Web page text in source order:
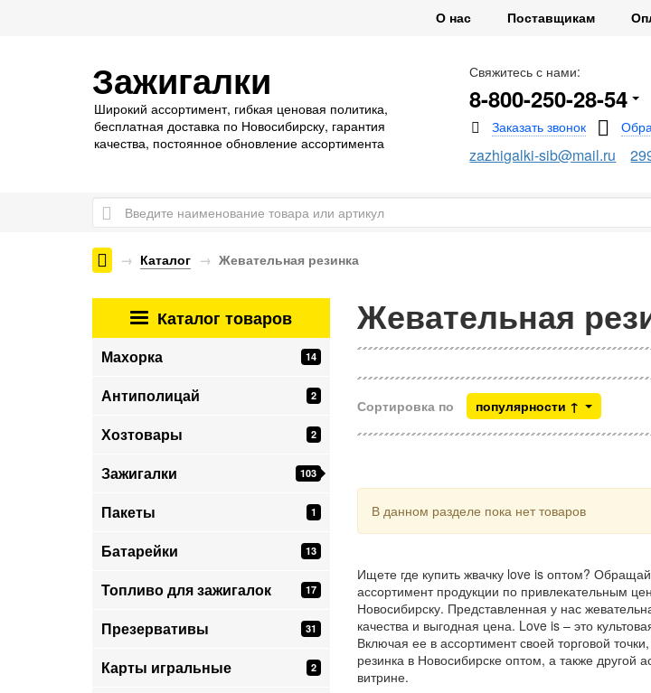
О нас Поставщикам
Зажигалки
Широкий ассортимент, гибкая ценовая политика,
бесплатная доставка по Новосибирску, гарантия
качества, постоянное обновление ассортимента
Свяжитесь с нами:
8-800-250-28-54
zazhigalki-sib@mail.ru
Каталог Жевательная резинка
Жевательная
Каталог товаров
Махорка 14
Антиполицай 2
Хозтовары 2
Зажигалки 103
Пакеты 1
Батарейки 13
Топливо для зажигалок 17
Презервативы 31
Карты игральные 2
Сортировка по популярности ↑
В данном разделе пока нет товаров
Ищете где купить жвачку love is оптом?
ассортимент продукции по привлекательным
Новосибирску. Представленная у нас
качества и выгодная цена. Love is – это
Включая ее в ассортимент своей торговой
резинка в Новосибирске оптом, а также другой
витрине.